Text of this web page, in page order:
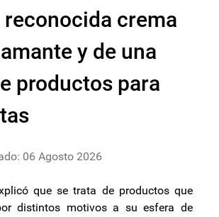
reconocida crema
y de una
productos para
06 Agosto 2026
que se trata de productos que
distintos motivos a su esfera de